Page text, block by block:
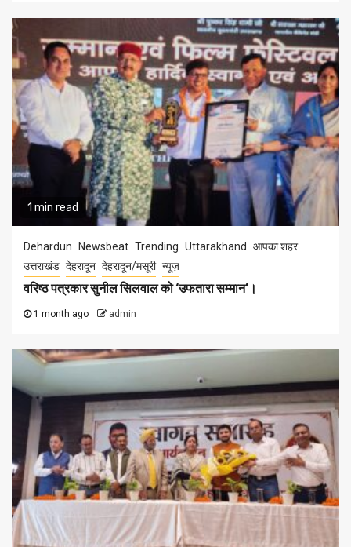
1 min read
Dehardun Newsbeat Trending Uttarakhand
आपका शहर
उत्तराखंड देहरादून देहरादून/मसूरी न्यूज़
वरिष्ठ पत्रकार सुनील सिलवाल को ‘उफतारा सम्मान’।
1 month ago admin